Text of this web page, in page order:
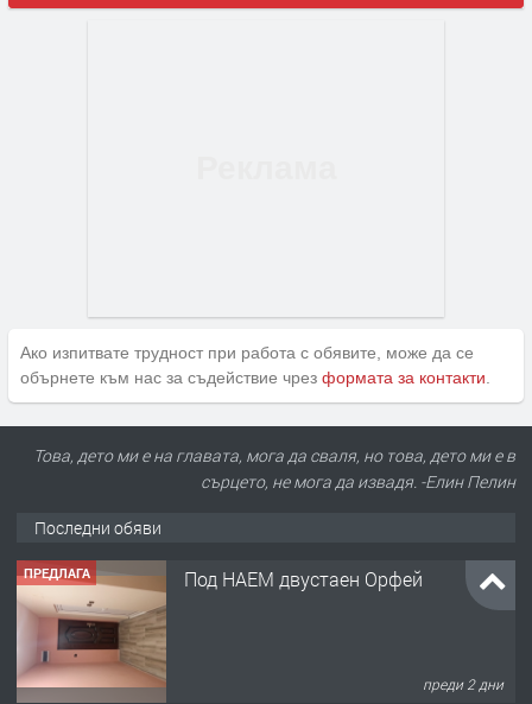
Ако изпитвате трудност при работа с обявите, може да се
обърнете към нас за съдействие чрез формата за контакти
Това, дето ми е на главата, мога да сваля, но това, дето ми е в
сърцето, не мога да извадя. -Елин Пелин
Последни обяви
ПРЕДЛАГА
Нов апартамент на ул. Липа до
преди 2 дни